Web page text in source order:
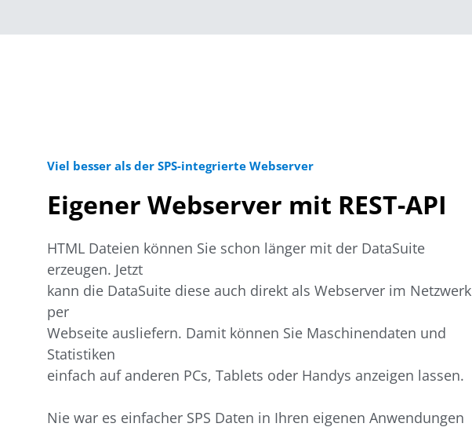
Viel besser als der SPS-integrierte Webserver
Eigener Webserver mit REST-API
HTML Dateien können Sie schon länger mit der DataSuite
erzeugen. Jetzt
kann die DataSuite diese auch direkt als Webserver im Netzwerk
per
Webseite ausliefern. Damit können Sie Maschinendaten und
Statistiken
einfach auf anderen PCs, Tablets oder Handys anzeigen lassen.
Nie war es einfacher SPS Daten in Ihren eigenen Anwendungen